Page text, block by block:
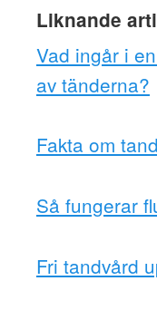
Liknande
Vad ingår i
av tänderna?
Fakta om
Så fungerar
Fri tandvård